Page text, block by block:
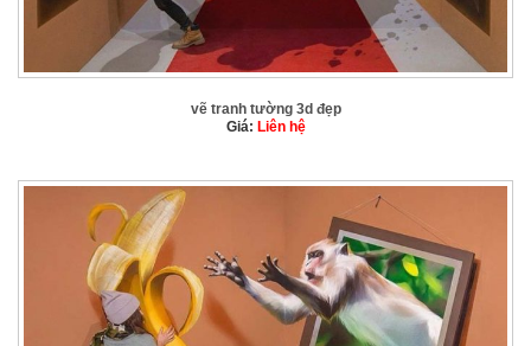
vẽ tranh tường 3d đẹp
Giá: Liên hệ